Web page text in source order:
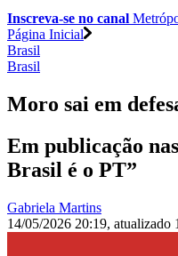
Inscreva-se no canal
Página Inicial
Brasil
Brasil
Moro sai em
Em publicação
Brasil é o PT”
Gabriela Martins
14/05/2026 20:19, atualizado